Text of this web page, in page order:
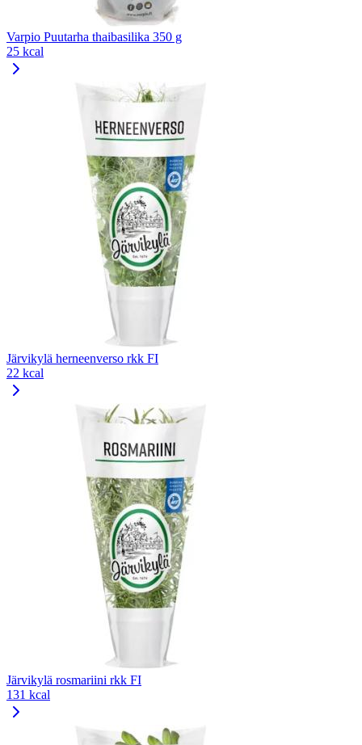
Varpio Puutarha thaibasilika 350 g
25 kcal
Järvikylä herneenverso rkk FI
22 kcal
Järvikylä rosmariini rkk FI
131 kcal